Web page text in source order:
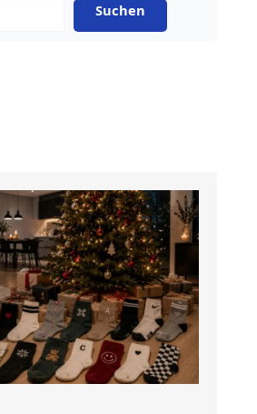
Suchen